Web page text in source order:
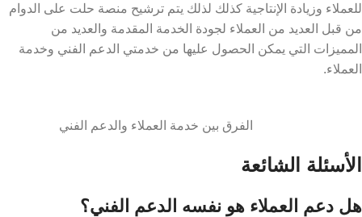
للعملاء وزيادة الإنتاجية كذلك لذلك يتم ترشيح منصة حلت على الدوام
من قبل العديد من العملاء لجودة الخدمة المقدمة والعديد من
المميزات التي يمكن الحصول عليها من خدمتي الدعم الفني وخدمة
العملاء.
الفرق بين خدمة العملاء والدعم الفني
الأسئلة الشائعة
هل دعم العملاء هو نفسه الدعم الفني؟